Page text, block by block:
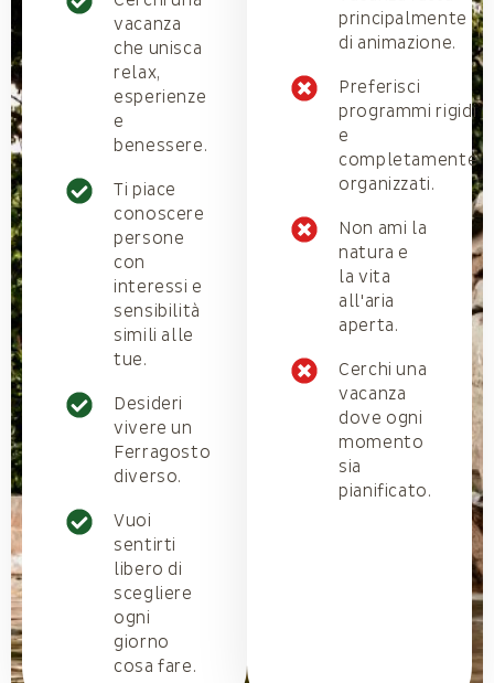
vacanza
che unisca
relax,
esperienze
e
benessere.
Ti piace
conoscere
persone
con
interessi e
sensibilità
simili alle
tue.
Desideri
vivere un
Ferragosto
diverso.
Vuoi
sentirti
libero di
scegliere
ogni
giorno
cosa fare.
principalmente
di animazione.
Preferisci
programmi rigidi
e
completamente
organizzati.
Non ami la
natura e
la vita
all'aria
aperta.
Cerchi una
vacanza
dove ogni
momento
sia
pianificato.